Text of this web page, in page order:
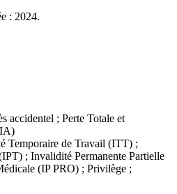
: 2024.
accidentel ; Perte Totale et
Temporaire de Travail (ITT) ;
; Invalidité Permanente Partielle
(IP PRO) ; Privilège ;